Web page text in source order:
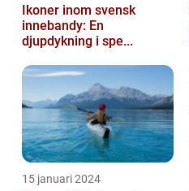
Ikoner inom svensk
innebandy: En
djupdykning i spe...
15 januari 2024